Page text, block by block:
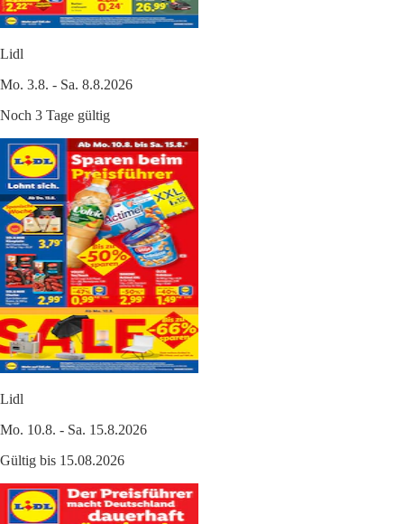
Lidl
Mo. 3.8. - Sa. 8.8.2026
Noch 3 Tage gültig
Lidl
Mo. 10.8. - Sa. 15.8.2026
Gültig bis 15.08.2026